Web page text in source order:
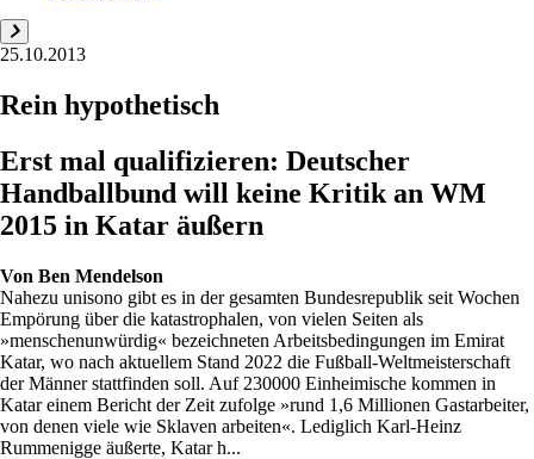
25.10.2013
Rein hypothetisch
Erst mal qualifizieren: Deutscher
Handballbund will keine Kritik an WM
2015 in Katar äußern
Von Ben Mendelson
Nahezu unisono gibt es in der gesamten Bundesrepublik seit Wochen
Empörung über die katastrophalen, von vielen Seiten als
»menschenunwürdig« bezeichneten Arbeitsbedingungen im Emirat
Katar, wo nach aktuellem Stand 2022 die Fußball-Weltmeisterschaft
der Männer stattfinden soll. Auf 230000 Einheimische kommen in
Katar einem Bericht der Zeit zufolge »rund 1,6 Millionen Gastarbeiter,
von denen viele wie Sklaven arbeiten«. Lediglich Karl-Heinz
Rummenigge äußerte, Katar h...